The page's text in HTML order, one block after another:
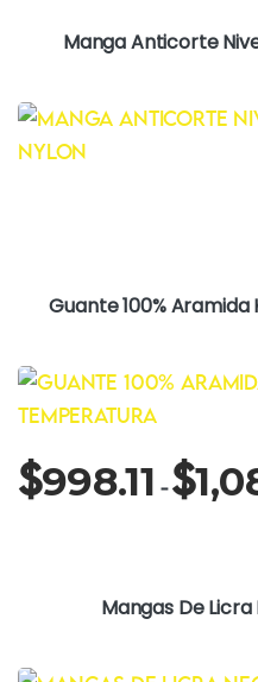
Manga Anticorte
Guante 100%
$998.11 - $
Mangas De